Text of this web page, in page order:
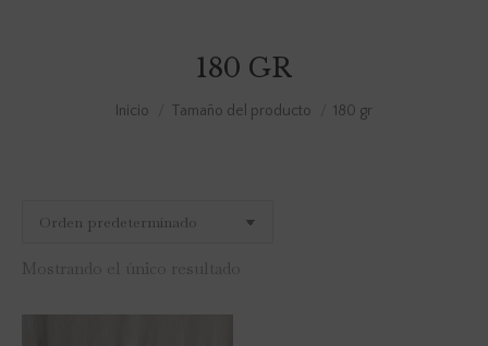
180 GR
Estás aquí:
Inicio Tamaño del producto 180 gr
Mostrando el único resultado